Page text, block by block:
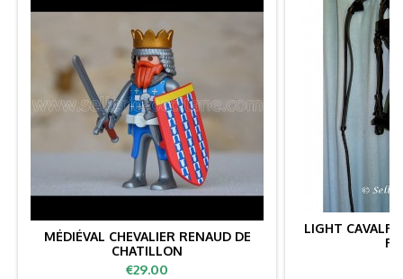
MÉDIÉVAL CHEVALIER RENAUD DE
CHATILLON
Price
€29.00
LIGHT